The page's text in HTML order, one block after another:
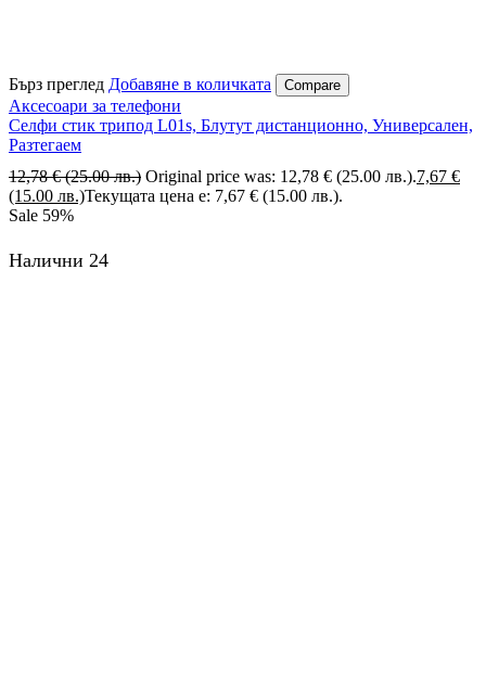
Бърз преглед Добавяне в количката Compare
Аксесоари за телефони
Селфи стик трипод L01s, Блутут дистанционно, Универсален,
Разтегаем
12,78€ (25.00 лв.) Original price was: 12,78 € (25.00 лв.).7,67 €
(15.00 лв.)Текущата цена е: 7,67 € (15.00 лв.).
Sale 59%
Налични 24